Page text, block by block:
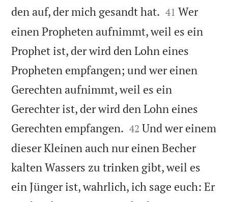
den auf, der mich gesandt hat. 

41 Wer
einen Propheten aufnimmt, weil es ein
Prophet ist, der wird den Lohn eines
Propheten empfangen; und wer einen
Gerechten aufnimmt, weil es ein
Gerechter ist, der wird den Lohn eines
Gerechten empfangen. 

42 Und wer einem
dieser Kleinen auch nur einen Becher
kalten Wassers zu trinken gibt, weil es
ein Jünger ist, wahrlich, ich sage euch: Er